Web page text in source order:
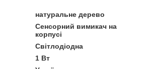
натуральне дерево
Сенсорний вимикач на
корпусі
Світлодіодна
1 Вт